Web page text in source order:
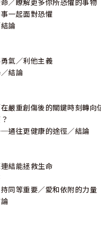
一起面對恐懼
論
氣／利他主義
結論
嚴重創傷後的關鍵時刻轉向
通往更健康的途徑／結論
結能拯救生命
同等重要／愛和依附的力量